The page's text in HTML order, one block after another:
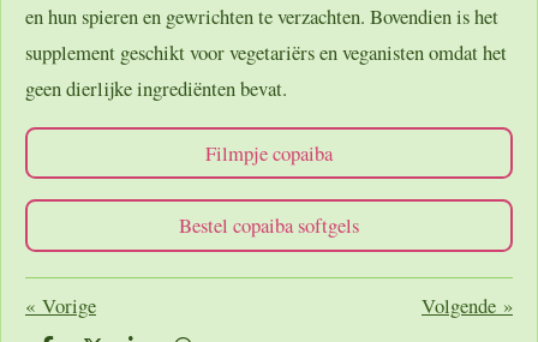
en hun spieren en gewrichten te verzachten. Bovendien is het
supplement geschikt voor vegetariërs en veganisten omdat het
geen dierlijke ingrediënten bevat.
Filmpje copaiba
Bestel copaiba softgels
« Vorige Volgende »